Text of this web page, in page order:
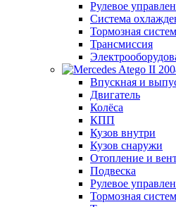
Рулевое
Система
Тормозная
Трансмиссия
Впускная и
Двигатель
Колёса
КПП
Кузов внутри
Кузов снаружи
Отопление и
Подвеска
Рулевое
Тормозная